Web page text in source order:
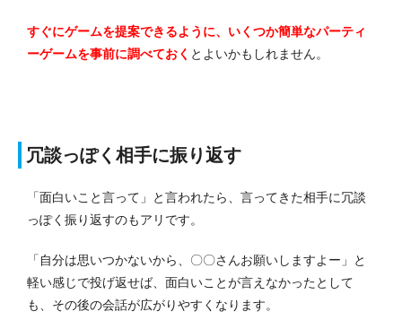
すぐにゲームを提案できるように、いくつか簡単なパーティ
ーゲームを事前に調べておく とよいかもしれません。
冗談っぽく相手に振り返す
「面白いこと言って」と言われたら、言ってきた相手に冗談
っぽく振り返すのもアリです。
「自分は思いつかないから、〇〇さんお願いしますよー」と
軽い感じで投げ返せば、面白いことが言えなかったとして
も、その後の会話が広がりやすくなります。